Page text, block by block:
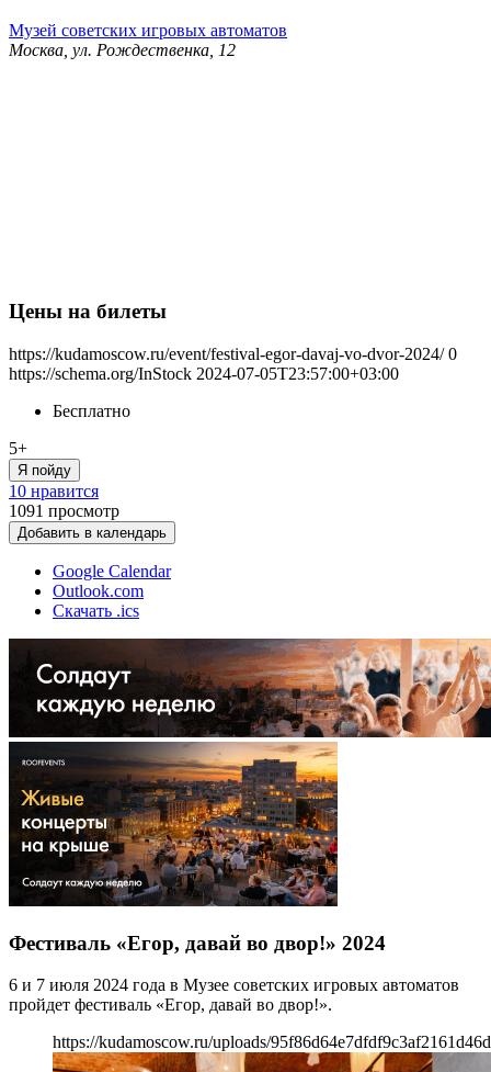
Музей советских игровых автоматов
Москва, ул. Рождественка, 12
Цены на билеты
https://kudamoscow.ru/event/festival-egor-davaj-vo-dvor-2024/ 0
https://schema.org/InStock 2024-07-05T23:57:00+03:00
Бесплатно
5+
Я пойду
10 нравится
1091 просмотр
Добавить в календарь
Google Calendar
Outlook.com
Скачать .ics
Фестиваль «Егор, давай во двор!» 2024
6 и 7 июля 2024 года в Музее советских игровых автоматов
пройдет фестиваль «Егор, давай во двор!».
https://kudamoscow.ru/uploads/